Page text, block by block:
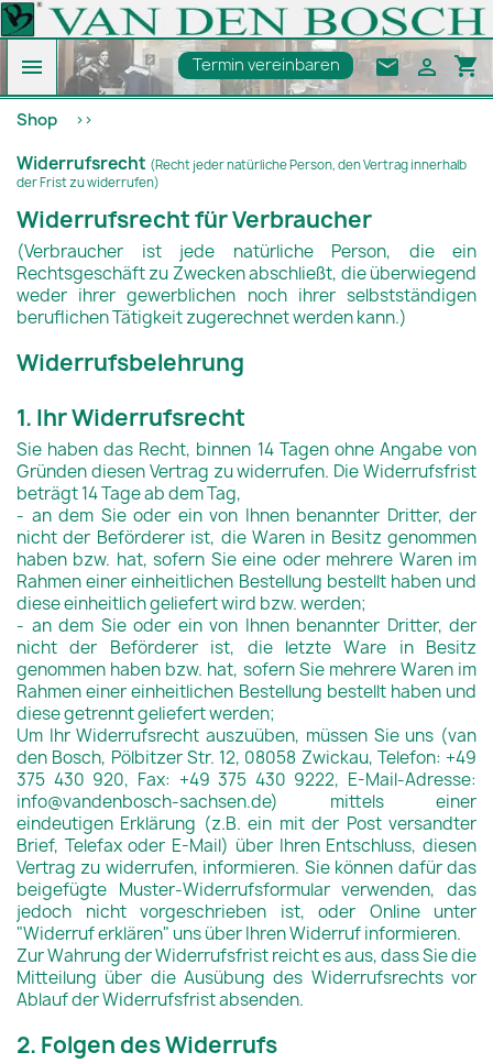
 shopping_cart

email
Termin vereinbaren
Shop
Widerrufsrecht (Recht jeder natürliche Person, den Vertrag innerhalb
der Frist zu widerrufen)
Widerrufsrecht für Verbraucher
(Verbraucher ist jede natürliche Person, die ein
Rechtsgeschäft zu Zwecken abschließt, die überwiegend
weder ihrer gewerblichen noch ihrer selbstständigen
beruflichen Tätigkeit zugerechnet werden kann.)
Widerrufsbelehrung
1. Ihr Widerrufsrecht
Sie haben das Recht, binnen 14 Tagen ohne Angabe von
Gründen diesen Vertrag zu widerrufen. Die Widerrufsfrist
beträgt 14 Tage ab dem Tag,
- an dem Sie oder ein von Ihnen benannter Dritter, der
nicht der Beförderer ist, die Waren in Besitz genommen
haben bzw. hat, sofern Sie eine oder mehrere Waren im
Rahmen einer einheitlichen Bestellung bestellt haben und
diese einheitlich geliefert wird bzw. werden;
- an dem Sie oder ein von Ihnen benannter Dritter, der
nicht der Beförderer ist, die letzte Ware in Besitz
genommen haben bzw. hat, sofern Sie mehrere Waren im
Rahmen einer einheitlichen Bestellung bestellt haben und
diese getrennt geliefert werden;
Um Ihr Widerrufsrecht auszuüben, müssen Sie uns (van
den Bosch, Pölbitzer Str. 12, 08058 Zwickau, Telefon: +49
375 430 920, Fax: +49 375 430 9222, E-Mail-Adresse:
info@vandenbosch-sachsen.de) mittels einer
eindeutigen Erklärung (z.B. ein mit der Post versandter
Brief, Telefax oder E-Mail) über Ihren Entschluss, diesen
Vertrag zu widerrufen, informieren. Sie können dafür das
beigefügte Muster-Widerrufsformular verwenden, das
jedoch nicht vorgeschrieben ist, oder Online unter
"Widerruf erklären" uns über Ihren Widerruf informieren.
Zur Wahrung der Widerrufsfrist reicht es aus, dass Sie die
Mitteilung über die Ausübung des Widerrufsrechts vor
Ablauf der Widerrufsfrist absenden.
2. Folgen des Widerrufs